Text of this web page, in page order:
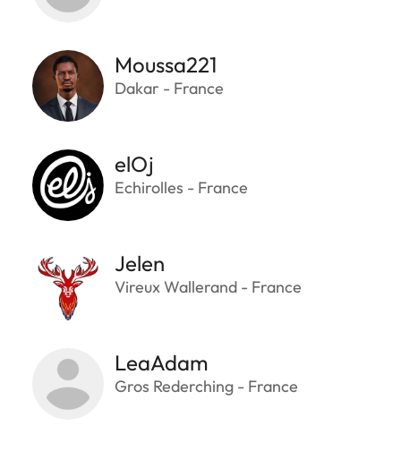
Moussa221
Dakar - France
elOj
Echirolles - France
Jelen
Vireux Wallerand - France
LeaAdam
Gros Rederching - France